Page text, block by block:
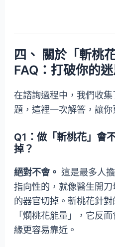
四、 關於「斬桃
FAQ：打破你的
在諮詢過程中，我們收
題，這裡一次解答，讓你
Q1：做「斬桃花」會
掉？
絕對不會。 這是最多人
指向性的，就像醫生開
的器官切掉。斬桃花針
「爛桃花能量」，它反
緣更容易靠近。